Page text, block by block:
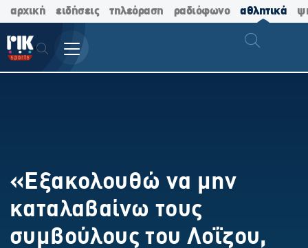
αρχική ειδήσεις τηλεόραση ραδιόφωνο αθλητικά
«Εξακολουθώ να μην
καταλαβαίνω τους
συμβούλους του Λοΐζου,